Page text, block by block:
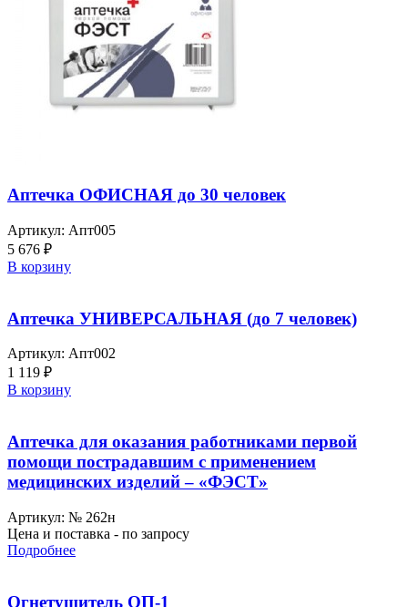
Аптечка ОФИСНАЯ до 30 человек
Артикул: Апт005
5 676 ₽
В корзину
Аптечка УНИВЕРСАЛЬНАЯ (до 7 человек)
Артикул: Апт002
1 119 ₽
В корзину
Аптечка для оказания работниками первой
помощи пострадавшим с применением
медицинских изделий – «ФЭСТ»
Артикул: № 262н
Цена и поставка - по запросу
Подробнее
Огнетушитель ОП-1